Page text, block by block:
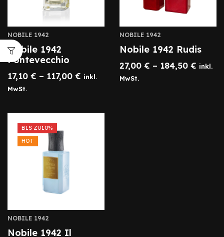
NOBILE 1942
Nobile 1942
Pontevecchio
17,10 € – 117,00 € inkl.
MwSt.
NOBILE 1942
Nobile 1942 Rudis
27,00 € – 184,50 € inkl.
MwSt.
BIS ZU10%
HOT
NOBILE 1942
Nobile 1942 Il